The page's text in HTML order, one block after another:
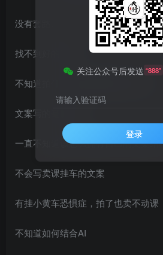
没有套路、没有方法，看天吃饭写文
找不到好的选题
不知道拍什么能有流量能卖出去课
文案写的毫无章法
一直不知道该怎么拥有自己的文案结
不会写卖课挂车的文案
有挂小黄车恐惧症，拍了也卖不动课
不知道如何结合AI
关注公众号后发送 “888”
请输入验证码
登录